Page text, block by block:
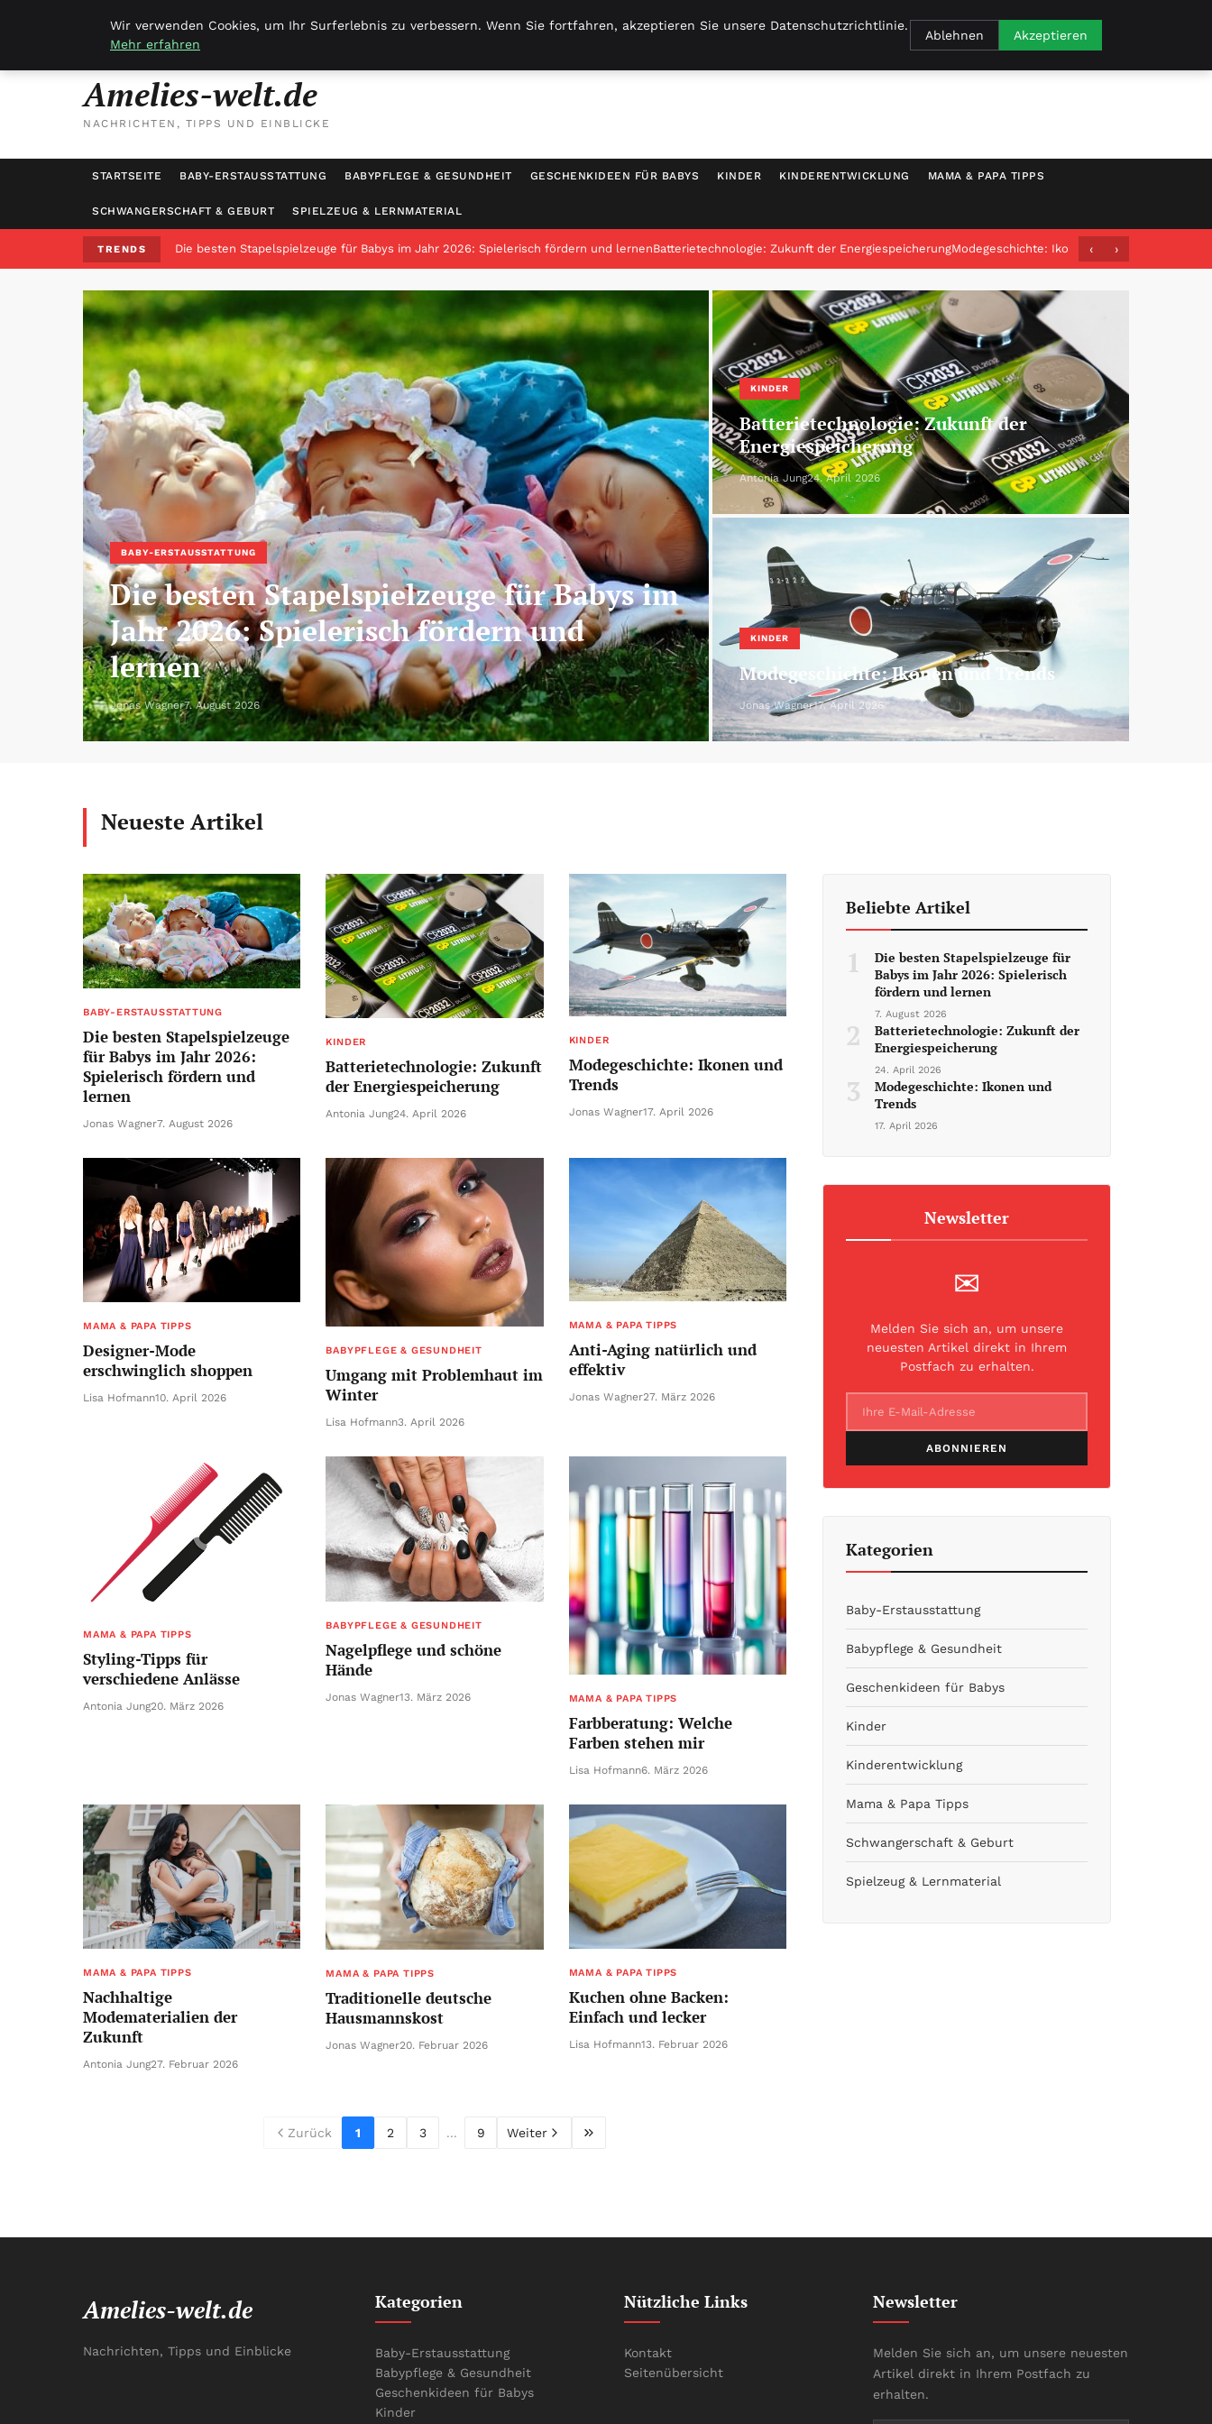
Sonntag, 9. August 2026
Amelies-welt.de
NACHRICHTEN, TIPPS UND EINBLICKE
STARTSEITE BABY-ERSTAUSSTATTUNG BABYPFLEGE & GESUNDHEIT GESCHENKIDEEN FÜR BABYS KINDER KINDERENTWICKLUNG MAMA & PAPA TIPPS
SCHWANGERSCHAFT & GEBURT SPIELZEUG & LERNMATERIAL
TRENDS Die besten Stapelspielzeuge für Babys im Jahr 2026: Spielerisch fördern und lernenBatterietechnologie: Zukunft der EnergiespeicherungModegeschichte: Ikonen und Trends
‹ ›
BABY-ERSTAUSSTATTUNG
Die besten Stapelspielzeuge für Babys im
Jahr 2026: Spielerisch fördern und
lernen
Jonas Wagner7. August 2026
KINDER
Batterietechnologie: Zukunft der
Energiespeicherung
Antonia Jung24. April 2026
KINDER
Modegeschichte: Ikonen und Trends
Jonas Wagner17. April 2026
Neueste Artikel
BABY-ERSTAUSSTATTUNG
Die besten Stapelspielzeuge
für Babys im Jahr 2026:
Spielerisch fördern und
lernen
Jonas Wagner7. August 2026
KINDER
Batterietechnologie: Zukunft
der Energiespeicherung
Antonia Jung24. April 2026
KINDER
Modegeschichte: Ikonen und
Trends
Jonas Wagner17. April 2026
MAMA & PAPA TIPPS
Designer-Mode
erschwinglich shoppen
Lisa Hofmann10. April 2026
BABYPFLEGE & GESUNDHEIT
Umgang mit Problemhaut im
Winter
Lisa Hofmann3. April 2026
MAMA & PAPA TIPPS
Anti-Aging natürlich und
effektiv
Jonas Wagner27. März 2026
MAMA & PAPA TIPPS
Styling-Tipps für
verschiedene Anlässe
Antonia Jung20. März 2026
BABYPFLEGE & GESUNDHEIT
Nagelpflege und schöne
Hände
Jonas Wagner13. März 2026 MAMA & PAPA TIPPS
Farbberatung: Welche
Farben stehen mir
Lisa Hofmann6. März 2026
MAMA & PAPA TIPPS
Nachhaltige
Modematerialien der
Zukunft
Antonia Jung27. Februar 2026
MAMA & PAPA TIPPS
Traditionelle deutsche
Hausmannskost
Jonas Wagner20. Februar 2026
MAMA & PAPA TIPPS
Kuchen ohne Backen:
Einfach und lecker
Lisa Hofmann13. Februar 2026
Zurück 1 2 3 ... 9 Weiter
Beliebte Artikel
1
Die besten Stapelspielzeuge für
Babys im Jahr 2026: Spielerisch
fördern und lernen
7. August 2026
2
Batterietechnologie: Zukunft der
Energiespeicherung
24. April 2026
3
Modegeschichte: Ikonen und
Trends
17. April 2026
Newsletter
✉
Melden Sie sich an, um unsere
neuesten Artikel direkt in Ihrem
Postfach zu erhalten.
ABONNIEREN
Kategorien
Baby-Erstausstattung
Babypflege & Gesundheit
Geschenkideen für Babys
Kinder
Kinderentwicklung
Mama & Papa Tipps
Schwangerschaft & Geburt
Spielzeug & Lernmaterial
Amelies-welt.de
Nachrichten, Tipps und Einblicke
Kategorien
Baby-Erstausstattung
Babypflege & Gesundheit
Geschenkideen für Babys
Kinder
Nützliche Links
Kontakt
Seitenübersicht
Newsletter
Melden Sie sich an, um unsere neuesten
Artikel direkt in Ihrem Postfach zu
erhalten.
Wir verwenden Cookies, um Ihr Surferlebnis zu verbessern. Wenn Sie fortfahren, akzeptieren Sie unsere Datenschutzrichtlinie.
Mehr erfahren
Ablehnen Akzeptieren